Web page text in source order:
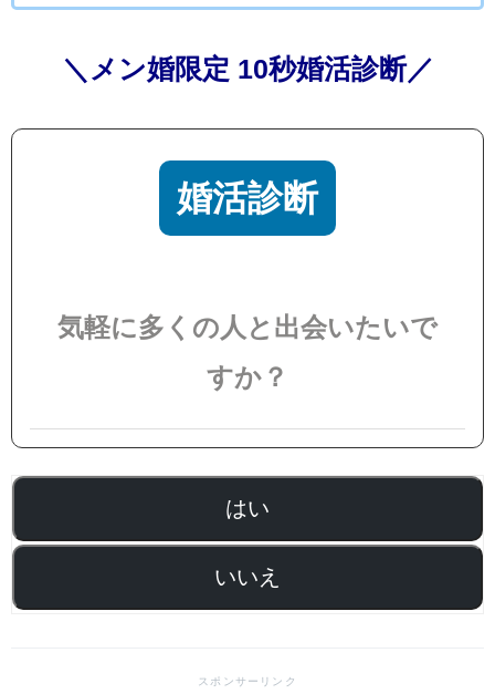
＼メン婚限定 10秒婚活診断／
婚活診断
気軽に多くの人と出会いたいで
すか？
はい
いいえ